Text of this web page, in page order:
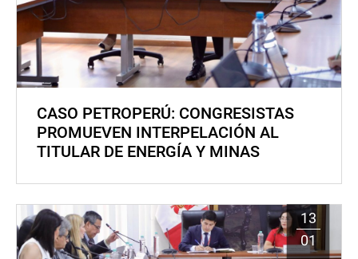
CASO PETROPERÚ: CONGRESISTAS
PROMUEVEN INTERPELACIÓN AL
TITULAR DE ENERGÍA Y MINAS
13
01